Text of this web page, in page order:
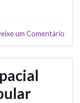
um Comentário